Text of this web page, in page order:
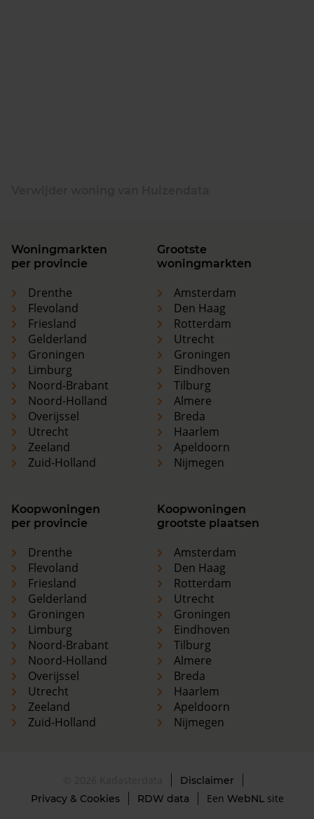
Woningmarkten
per provincie
Drenthe
Flevoland
Friesland
Gelderland
Groningen
Limburg
Noord-Brabant
Noord-Holland
Overijssel
Utrecht
Zeeland
Zuid-Holland
Grootste
woningmarkten
Amsterdam
Den Haag
Rotterdam
Utrecht
Groningen
Eindhoven
Tilburg
Almere
Breda
Haarlem
Apeldoorn
Nijmegen
Koopwoningen
per provincie
Drenthe
Flevoland
Friesland
Gelderland
Groningen
Limburg
Noord-Brabant
Noord-Holland
Overijssel
Utrecht
Zeeland
Zuid-Holland
Koopwoningen
grootste plaatsen
Amsterdam
Den Haag
Rotterdam
Utrecht
Groningen
Eindhoven
Tilburg
Almere
Breda
Haarlem
Apeldoorn
Nijmegen
Disclaimer
Privacy & Cookies
RDW data Een WebNLsite